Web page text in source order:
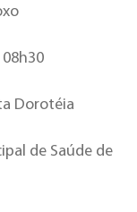
Dorotéia
de Saúde de